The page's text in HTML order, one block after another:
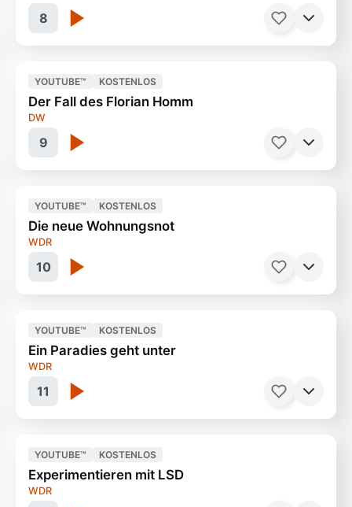
8
Wow - Blütenweiss
9
YOUTUBE™ KOSTENLOS
Der Fall des Florian Homm
DW
From hell to heaven ?
10
YOUTUBE™ KOSTENLOS
Die neue Wohnungsnot
WDR
Niedrigzinsen = Teure Wohnungen
11
YOUTUBE™ KOSTENLOS
Ein Paradies geht unter
WDR
Wäre wirklich eine Tragödie
YOUTUBE™ KOSTENLOS
Experimentieren mit LSD
WDR